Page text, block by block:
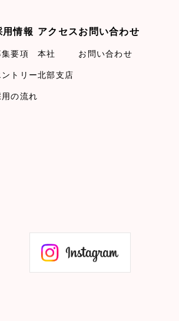
用情報
集要項
ントリー
用の流れ
アクセス
本社
北部支店
お問い合わせ
お問い合わせ